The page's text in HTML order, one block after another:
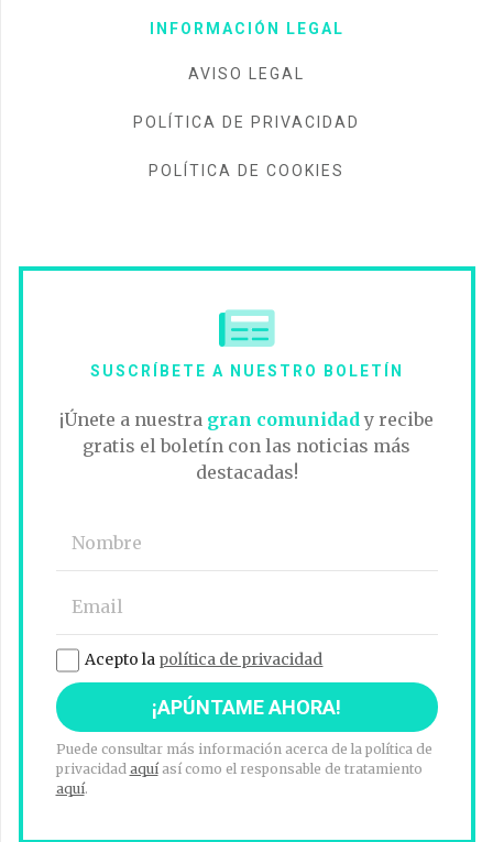
INFORMACIÓN LEGAL
AVISO LEGAL
POLÍTICA DE PRIVACIDAD
POLÍTICA DE COOKIES
SUSCRÍBETE A NUESTRO BOLETÍN
¡Únete a nuestra gran comunidady recibe
gratis el boletín con las noticias más
destacadas!
Acepto la política de privacidad
Puede consultar más información acerca de la política de
privacidad aquíasí como el responsable de tratamiento
aquí.